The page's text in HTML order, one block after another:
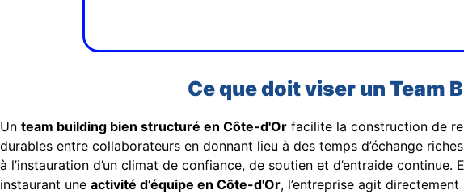
Ce que doit viser un Team
Un team building bien structuré en Côte-d'Or facilite la construction de
durables entre collaborateurs en donnant lieu à des temps d’échange
à l’instauration d’un climat de confiance, de soutien et d’entraide continue.
instaurant une activité d’équipe en Côte-d'Or, l’entreprise agit directement